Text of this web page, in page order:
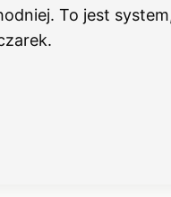
To jest